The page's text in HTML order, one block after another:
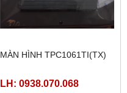
MÀN HÌNH TPC1061TI(TX)
LH: 0938.070.068